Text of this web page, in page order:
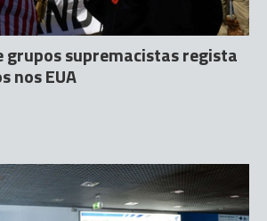
grupos supremacistas regista
nos EUA